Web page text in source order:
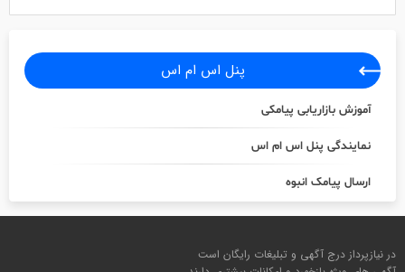
پنل اس ام اس
آموزش بازاریابی پیامکی
نمایندگی پنل اس ام اس
ارسال پیامک انبوه
در نیازپرداز درج آگهی و تبلیغات رایگان است